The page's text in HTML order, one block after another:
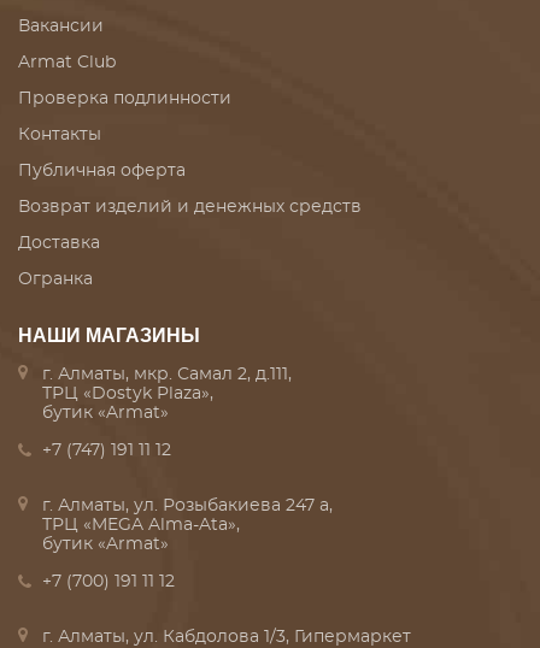
Вакансии
Armat Club
Проверка подлинности
Контакты
Публичная оферта
Возврат изделий и денежных средств
Доставка
Огранка
НАШИ МАГАЗИНЫ
г. Алматы, мкр. Самал 2, д.111,
ТРЦ «Dostyk Plaza»,
бутик «Armat»
+7 (747) 191 11 12
г. Алматы, ул. Розыбакиева 247 а,
ТРЦ «MEGA Alma-Ata»,
бутик «Armat»
+7 (700) 191 11 12
г. Алматы, ул. Кабдолова 1/3, Гипермаркет